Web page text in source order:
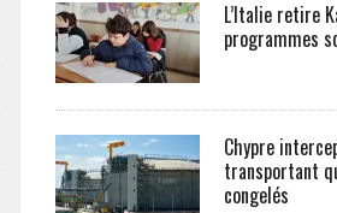
L’Italie retire
programmes
Chypre
transportant
congelés